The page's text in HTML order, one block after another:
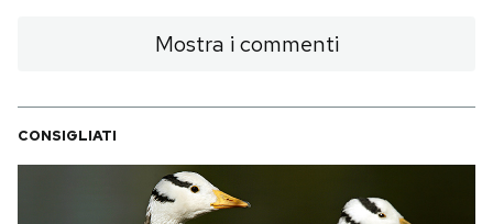
Mostra i commenti
CONSIGLIATI